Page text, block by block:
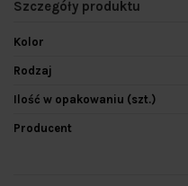
Szczegóły produktu
Kolor
Rodzaj
Ilość w opakowaniu (szt.)
Producent